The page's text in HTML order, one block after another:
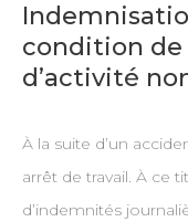
condition de
d’activité
À la suite d’un
arrêt de travail. À ce
d’indemnités